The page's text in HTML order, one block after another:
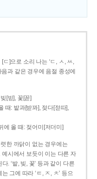
ㄷ]으로 소리 나는 ‘ㄷ, ㅅ, ㅆ,
과 같은 경우에 음절 종성에
[빋], 꽃[꼳]
때: 밭과[받꽈], 젖다[젇따],
올 때: 젖어미[저더미]
한 까닭이 없는 경우에는
예시에서 보듯이 이는 다른 자
. ‘밭, 빚, 꽃’ 등과 같이 다른
그에 따라 ‘ㅌ, ㅈ, ㅊ’ 등으